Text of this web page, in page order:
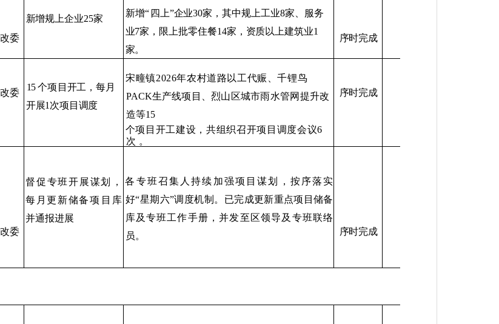
委
新增规上企业25家
新增“ 四上”企业30家，其中规上工业8家、服务
业7家，限上批零住餐14家，资质以上建筑业1
家。
序时完成
委
15个项 目开工 ，每月
开展1 次项目调度
宋疃镇2026年农村道路以工代赈、千锂鸟
PACK生产线项目、烈山区城市雨水管网提升改
造等15
个项目开工建设，共组织召开项目调度会议6
次 。
序时完成
委
督促专班开展谋划
，
每月更新储备项 目库
并通报进展
各专班召集人持续加强项目谋划，按序落实
好“星期六”调度机制。
已完成更新重点项目储备
库及专班工作手册，并发至区领导及专班联络
员。
序时完成